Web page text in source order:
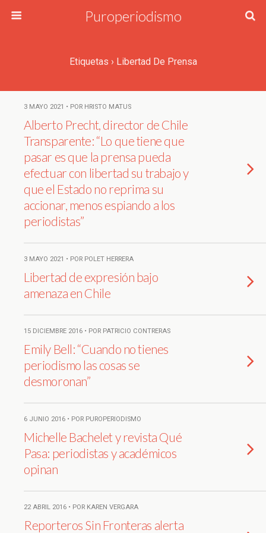
Puroperiodismo
Etiquetas › Libertad De Prensa
3 MAYO 2021 • POR HRISTO MATUS
Alberto Precht, director de Chile
Transparente: “Lo que tiene que
pasar es que la prensa pueda
efectuar con libertad su trabajo y
que el Estado no reprima su
accionar, menos espiando a los
periodistas”
3 MAYO 2021 • POR POLET HERRERA
Libertad de expresión bajo
amenaza en Chile
15 DICIEMBRE 2016 • POR PATRICIO CONTRERAS
Emily Bell: “Cuando no tienes
periodismo las cosas se
desmoronan”
6 JUNIO 2016 • POR PUROPERIODISMO
Michelle Bachelet y revista Qué
Pasa: periodistas y académicos
opinan
22 ABRIL 2016 • POR KAREN VERGARA
Reporteros Sin Fronteras alerta